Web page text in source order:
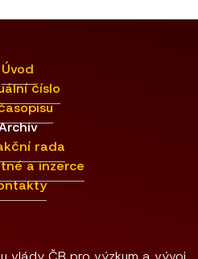
Úvod
číslo
rada
a inzerce